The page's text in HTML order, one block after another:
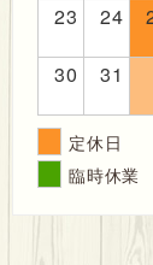
23 24
30 31
定休日
臨時休業